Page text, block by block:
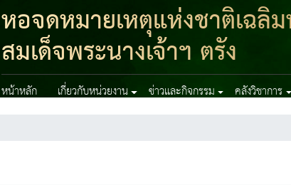
หอจดหมายเหตุแห่งชาติเฉลิม
สมเด็จพระนางเจ้าฯ ตรัง
หน้าหลัก เกี่ยวกับหน่วยงาน ข่าวและกิจกรรม คลังวิชาการ